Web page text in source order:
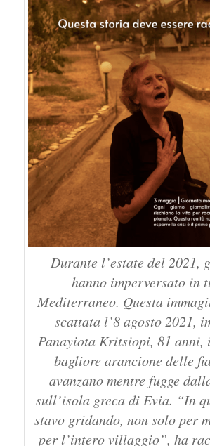
Durante l’estate del 2021,
hanno imperversato in
Mediterraneo. Questa
scattata l’8 agosto 2021,
Panayiota Kritsiopi, 81 anni,
bagliore arancione delle
avanzano mentre fugge
sull’isola greca di Evia. “In
stavo gridando, non solo per
per l’intero villaggio”, ha